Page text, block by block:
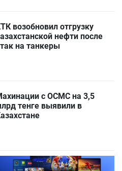
возобновил отгрузку
нефти после
на танкеры
с ОСМС на 3,5
тенге выявили в